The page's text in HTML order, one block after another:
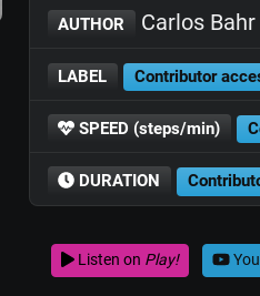
AUTHOR Carlos Bahr
LABEL Contributor
SPEED (steps/min)
DURATION
Listen on Play!